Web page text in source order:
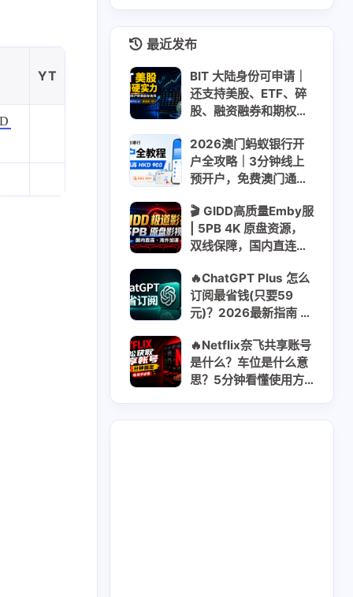
ai14
卡
题1 技术分享 拜比特1
2 稳定币1
订阅9
五月 2026
14篇
一月 2026
3篇
YT
最近发布
BIT 大陆身份可申请｜
还支持美股、ETF、碎
股、融资融券和期权｜
200美元股票现金卡｜
USDT USDC入金
2026澳门蚂蚁银行开
户全攻略｜3分钟线上
预开户，免费澳门通
🎬 GIDD高质量Emby服
| 5PB 4K 原盘资源，
双线保障，国内直连稳
年付$8.55 日均$0.03
🔥ChatGPT Plus 怎么
订阅最省钱(只要59
元)？2026最新指南 ｜
析方案
🔥Netflix奈飞共享账号
是什么？车位是什么意
思？5分钟看懂使用方